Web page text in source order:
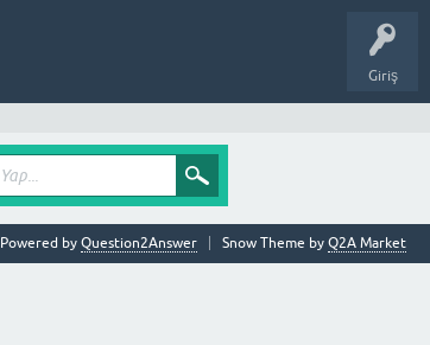
Giriş
Snow Theme by Q2A Market
Powered by Question2Answer